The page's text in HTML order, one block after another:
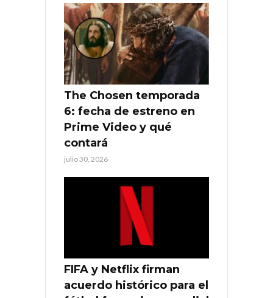
The Chosen temporada
6: fecha de estreno en
Prime Video y qué
contará
julio 30, 2026
FIFA y Netflix firman
acuerdo histórico para el